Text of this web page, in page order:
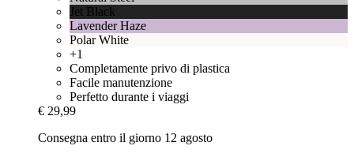
Jet Black
Lavender Haze
Polar White
+1
Completamente privo di plastica
Facile manutenzione
Perfetto durante i viaggi
€ 29,99
Consegna entro il giorno 12 agosto